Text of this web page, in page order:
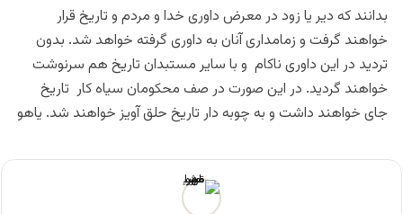
بدانند که دیر یا زود در معرض داوری خدا و مردم و تاریخ قرار
خواهند گرفت و زمامداری آنان به داوری گرفته خواهد شد. بدون
تردید در این داوری ناکام و با سایر مستبدان تاریخ هم سرنوشت
خواهند گردید. در این صورت در صف محکومان سیاه کار تاریخ
جای خواهند داشت و به چوبه دار تاریخ حلق آویز خواهند شد. یاهو